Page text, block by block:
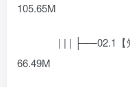
105.65M
| | | ├──02.1【知
66.49M